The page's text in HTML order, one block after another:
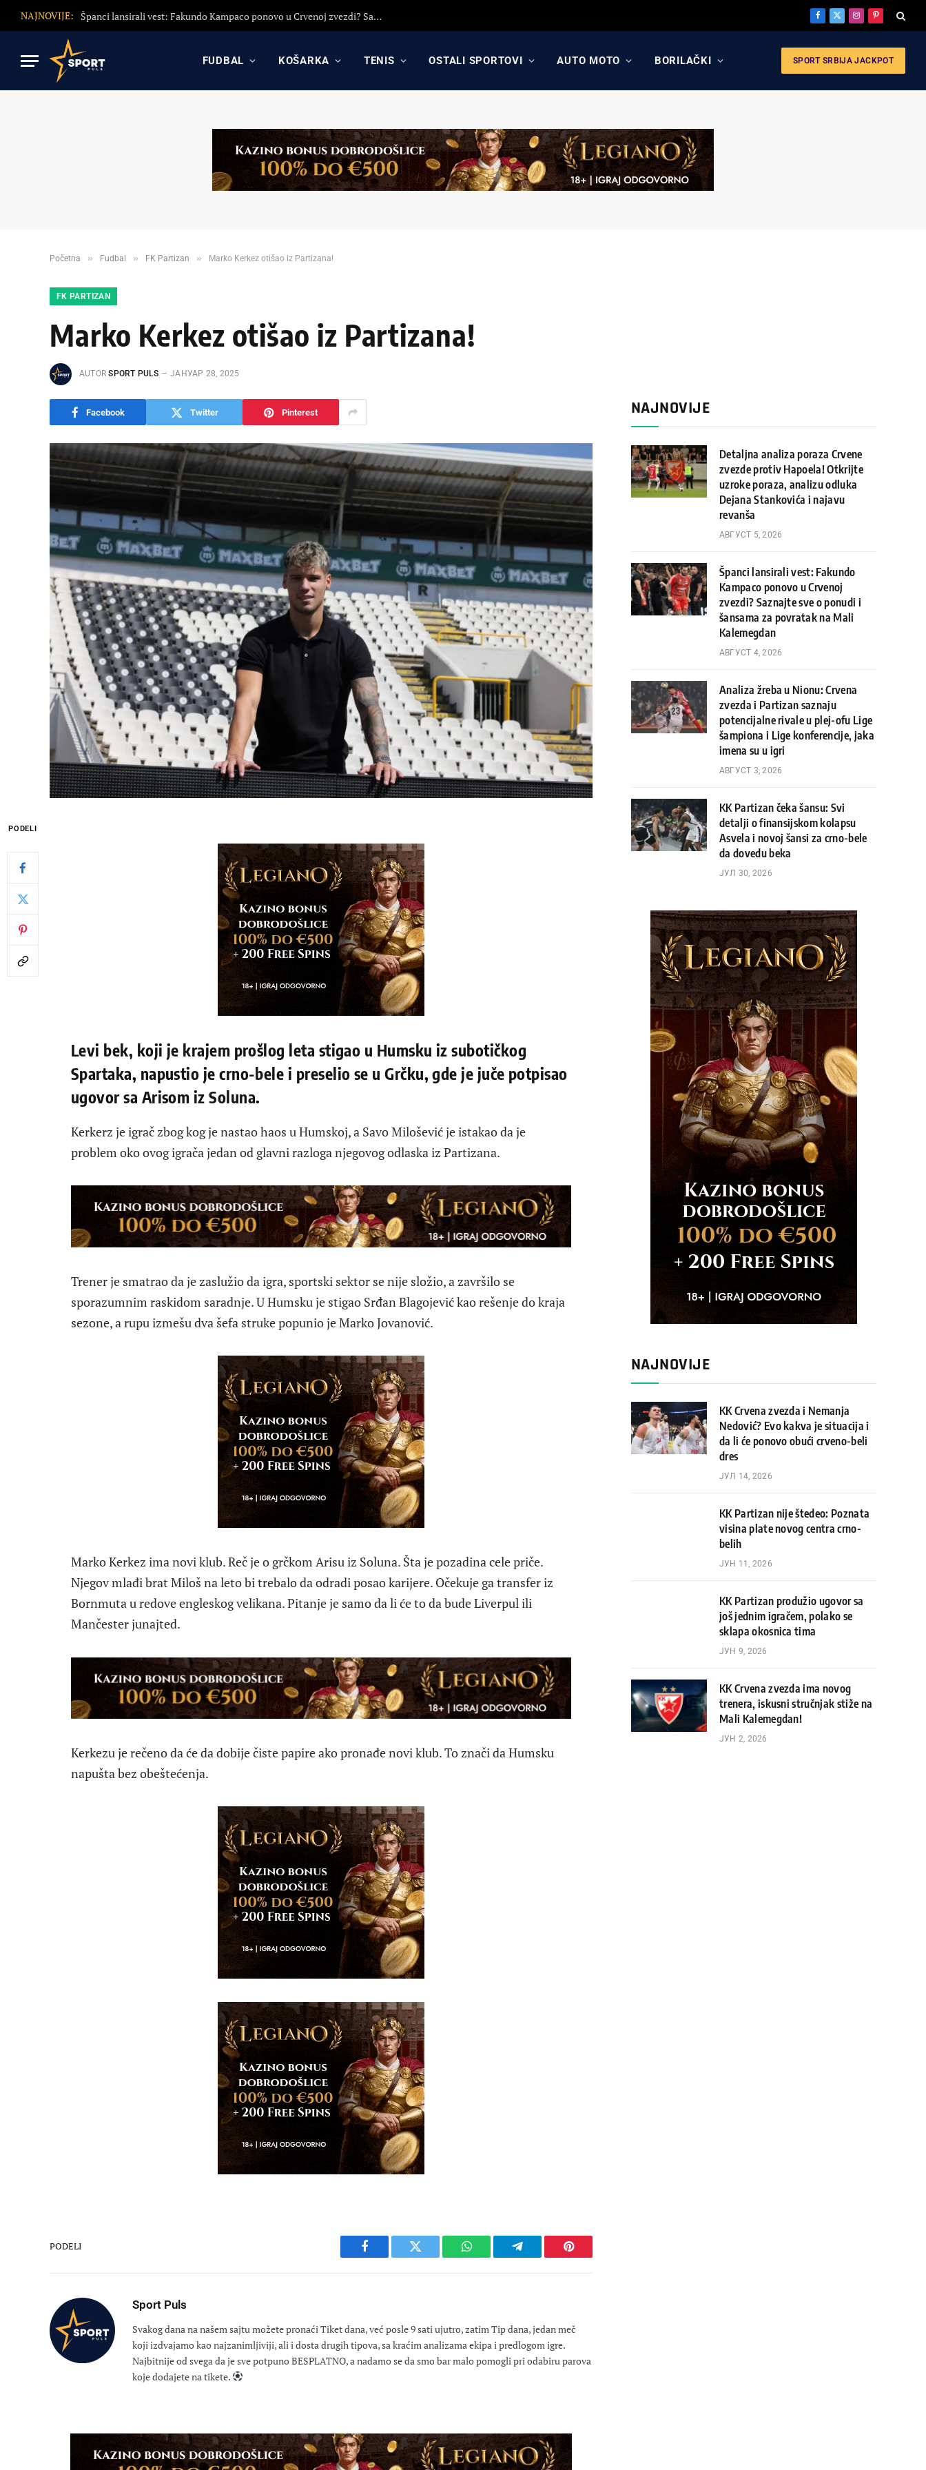
NAJNOVIJE: Španci lansirali vest: Fakundo Kampaco ponovo u Crvenoj zvezdi? Saznajte sve o ponudi i šansama za povratak na Mali Kalemegdan Facebook
X
Instagram
Pinterest
FUDBAL KOŠARKA TENIS OSTALI SPORTOVI AUTO MOTO BORILAČKI SPORT SRBIJA JACKPOT
Početna » Fudbal » FK Partizan » Marko Kerkez otišao iz Partizana!
FK PARTIZAN
Marko Kerkez otišao iz Partizana!
AUTOR SPORT PULS ЈАНУАР 28, 2025
Facebook Twitter Pinterest
PODELI
Levi bek, koji je krajem prošlog leta stigao u Humsku iz subotičkog
Spartaka, napustio je crno-bele i preselio se u Grčku, gde je juče potpisao
ugovor sa Arisom iz Soluna.
Kerkerz je igrač zbog kog je nastao haos u Humskoj, a Savo Milošević je istakao da je
problem oko ovog igrača jedan od glavni razloga njegovog odlaska iz Partizana.
Trener je smatrao da je zaslužio da igra, sportski sektor se nije složio, a završilo se
sporazumnim raskidom saradnje. U Humsku je stigao Srđan Blagojević kao rešenje do kraja
sezone, a rupu izmešu dva šefa struke popunio je Marko Jovanović.
Marko Kerkez ima novi klub. Reč je o grčkom Arisu iz Soluna. Šta je pozadina cele priče.
Njegov mlađi brat Miloš na leto bi trebalo da odradi posao karijere. Očekuje ga transfer iz
Bornmuta u redove engleskog velikana. Pitanje je samo da li će to da bude Liverpul ili
Mančester junajted.
Kerkezu je rečeno da će da dobije čiste papire ako pronađe novi klub. To znači da Humsku
napušta bez obeštećenja.
PODELI
Facebook Twitter WhatsAppTelegram Pinterest
Sport Puls
Svakog dana na našem sajtu možete pronaći Tiket dana, već posle 9 sati ujutro, zatim Tip dana, jedan meč
koji izdvajamo kao najzanimljiviji, ali i dosta drugih tipova, sa kraćim analizama ekipa i predlogom igre.
Najbitnije od svega da je sve potpuno BESPLATNO, a nadamo se da smo bar malo pomogli pri odabiru parova
koje dodajete na tikete.
NAJNOVIJE
Detaljna analiza poraza Crvene
zvezde protiv Hapoela! Otkrijte
uzroke poraza, analizu odluka
Dejana Stankovića i najavu
revanša
АВГУСТ 5, 2026
Španci lansirali vest: Fakundo
Kampaco ponovo u Crvenoj
zvezdi? Saznajte sve o ponudi i
šansama za povratak na Mali
Kalemegdan
АВГУСТ 4, 2026
Analiza žreba u Nionu: Crvena
zvezda i Partizan saznaju
potencijalne rivale u plej-ofu Lige
šampiona i Lige konferencije, jaka
imena su u igri
АВГУСТ 3, 2026
KK Partizan čeka šansu: Svi
detalji o finansijskom kolapsu
Asvela i novoj šansi za crno-bele
da dovedu beka
ЈУЛ 30, 2026
NAJNOVIJE
KK Crvena zvezda i Nemanja
Nedović? Evo kakva je situacija i
da li će ponovo obući crveno-beli
dres
ЈУЛ 14, 2026
KK Partizan nije štedeo: Poznata
visina plate novog centra crno-
belih
ЈУН 11, 2026
KK Partizan produžio ugovor sa
još jednim igračem, polako se
sklapa okosnica tima
ЈУН 9, 2026
KK Crvena zvezda ima novog
trenera, iskusni stručnjak stiže na
Mali Kalemegdan!
ЈУН 2, 2026